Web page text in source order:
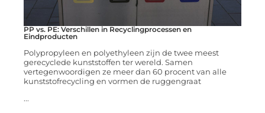
PP vs. PE: Verschillen in Recyclingprocessen en
Eindproducten
Polypropyleen en polyethyleen zijn de twee meest
gerecyclede kunststoffen ter wereld. Samen
vertegenwoordigen ze meer dan 60 procent van alle
kunststofrecycling en vormen de ruggengraat
...